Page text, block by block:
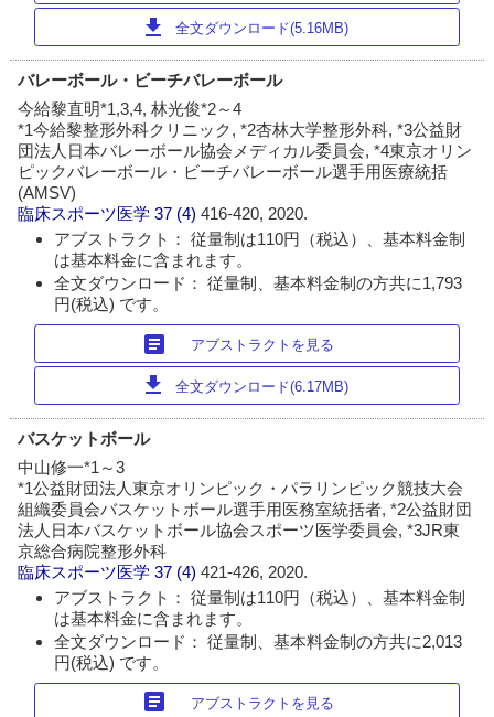
download 全文ダウンロード(5.16MB)
バレーボール・ビーチバレーボール
今給黎直明*1,3,4, 林光俊*2～4
*1今給黎整形外科クリニック, *2杏林大学整形外科, *3公益財
団法人日本バレーボール協会メディカル委員会, *4東京オリン
ピックバレーボール・ビーチバレーボール選手用医療統括
(AMSV)
臨床スポーツ医学 37 (4)416-420, 2020.
アブストラクト： 従量制は110円（税込）、基本料金制
は基本料金に含まれます。
全文ダウンロード： 従量制、基本料金制の方共に1,793
円(税込) です。
article アブストラクトを見る
download 全文ダウンロード(6.17MB)
バスケットボール
中山修一*1～3
*1公益財団法人東京オリンピック・パラリンピック競技大会
組織委員会バスケットボール選手用医務室統括者, *2公益財団
法人日本バスケットボール協会スポーツ医学委員会, *3JR東
京総合病院整形外科
臨床スポーツ医学 37 (4)421-426, 2020.
アブストラクト： 従量制は110円（税込）、基本料金制
は基本料金に含まれます。
全文ダウンロード： 従量制、基本料金制の方共に2,013
円(税込) です。
article アブストラクトを見る